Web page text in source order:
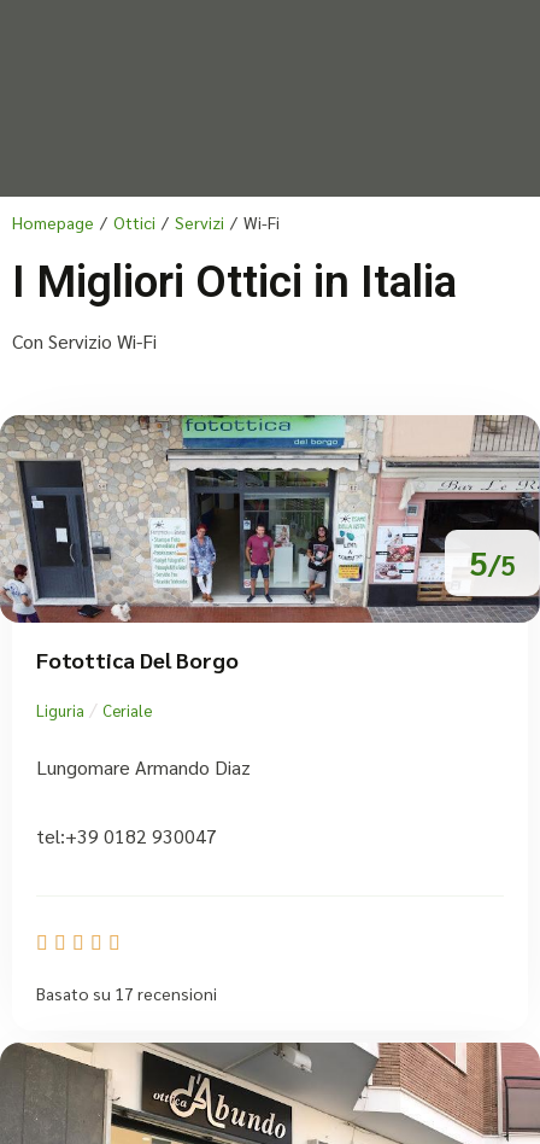
Homepage / Ottici / Servizi / Wi-Fi
I Migliori Ottici in Italia
Con Servizio Wi-Fi
5/5
Fotottica Del Borgo
Liguria / Ceriale
Lungomare Armando Diaz
tel:+39 0182 930047
    
Basato su 17 recensioni